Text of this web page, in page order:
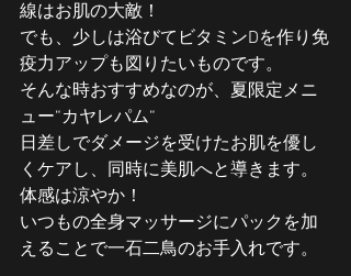
線はお肌の大敵！
でも、少しは浴びてビタミンDを作り免
疫力アップも図りたいものです。
そんな時おすすめなのが、夏限定メニ
ュー“カヤレパム“
日差しでダメージを受けたお肌を優し
くケアし、同時に美肌へと導きます。
体感は涼やか！
いつもの全身マッサージにパックを加
えることで一石二鳥のお手入れです。